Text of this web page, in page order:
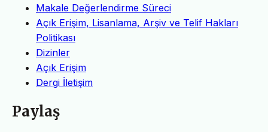
Makale Değerlendirme Süreci
Açık Erişim, Lisanlama, Arşiv ve Telif Hakları
Politikası
Dizinler
Açık Erişim
Dergi İletişim
Paylaş